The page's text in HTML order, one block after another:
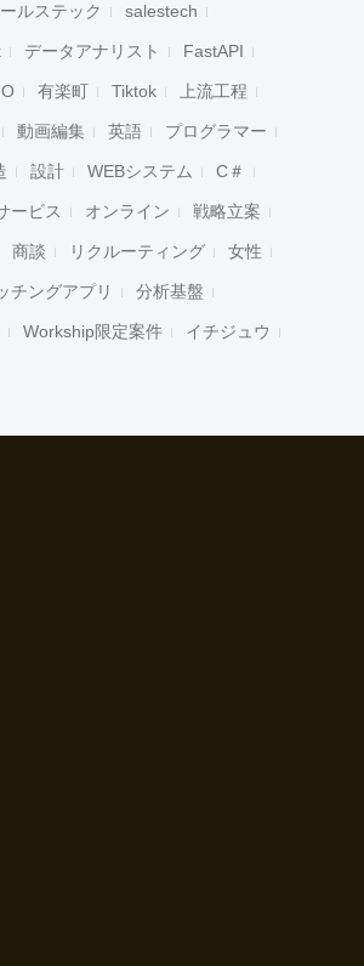
ルステック salestech
データアナリスト FastAPI
有楽町 Tiktok 上流工程
動画編集 英語 プログラマー
設計 WEBシステム C＃
ービス オンライン 戦略立案
商談 リクルーティング 女性
チングアプリ 分析基盤
Workship限定案件 イチジュウ